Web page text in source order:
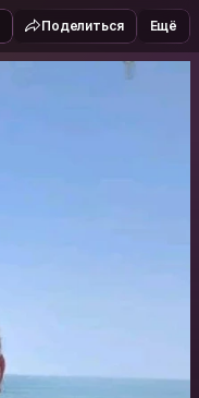
Поделиться Ещё